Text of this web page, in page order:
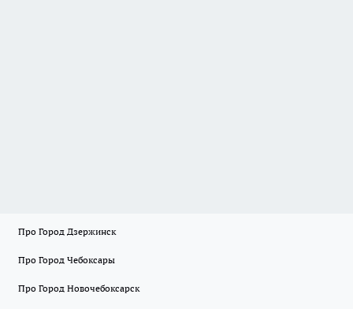
Про Город Дзержинск
Про Город Чебоксары
Про Город Новочебоксарск